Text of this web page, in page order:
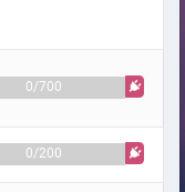
0/700
0/200